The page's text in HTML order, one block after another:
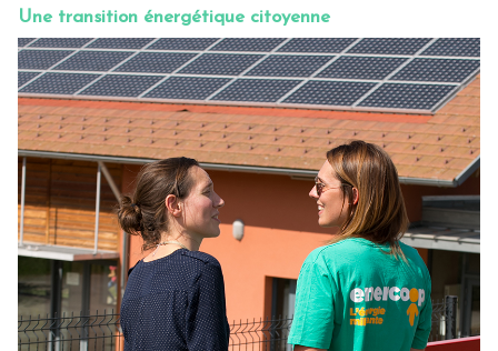
Une transition énergétique citoyenne